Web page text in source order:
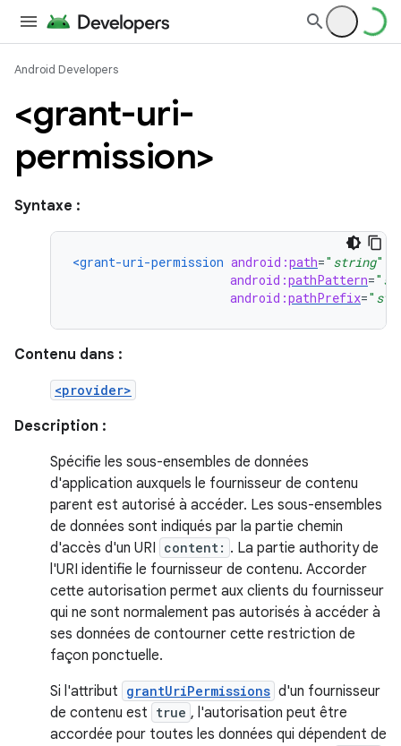
Android Developers
<grant-uri-
permission>
Syntaxe :
<grant-uri-permission android:path=" string"
android:pathPattern="
android:pathPrefix="
Contenu dans :
<provider>
Description :
Spécifie les sous-ensembles de données
d'application auxquels le fournisseur de contenu
parent est autorisé à accéder. Les sous-ensembles
de données sont indiqués par la partie chemin
d'accès d'un URI content: . La partie authority de
l'URI identifie le fournisseur de contenu. Accorder
cette autorisation permet aux clients du fournisseur
qui ne sont normalement pas autorisés à accéder à
ses données de contourner cette restriction de
façon ponctuelle.
Si l'attribut grantUriPermissions d'un fournisseur
de contenu est true , l'autorisation peut être
accordée pour toutes les données qui dépendent de